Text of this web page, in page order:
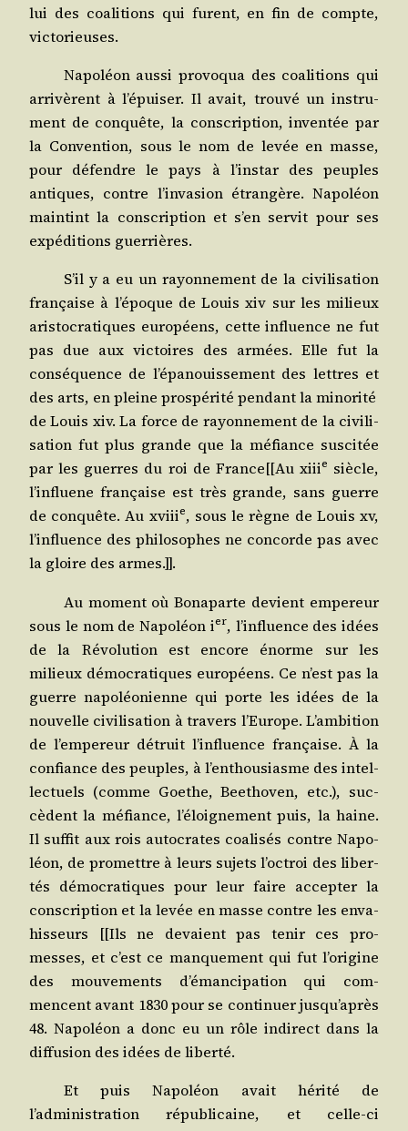
lui des coa­li­tions qui furent, en fin de compte,
victorieuses.
Napo­léon aus­si pro­vo­qua des coa­li­tions qui
arri­vèrent à l’épuiser. Il avait, trou­vé un ins­tru­
ment de conquête, la conscrip­tion, inven­tée par
la Conven­tion, sous le nom de levée en masse,
pour défendre le pays à l’instar des peuples
antiques, contre l’invasion étran­gère. Napo­léon
main­tint la conscrip­tion et s’en ser­vit pour ses
expé­di­tions guerrières.
S’il y a eu un rayon­ne­ment de la civi­li­sa­tion
fran­çaise à l’époque de Louisxiv sur les milieux
aris­to­cra­tiques euro­péens, cette influence ne fut
pas due aux vic­toires des armées. Elle fut la
consé­quence de l’épanouissement des lettres et
des arts, en pleine pros­pé­ri­té pen­dant la minorité
de Louis xiv. La force de rayon­ne­ment de la civi­li­
sa­tion fut plus grande que la méfiance sus­ci­tée
par les guerres du roi de France[[Au xiiie siècle,
l’influene fran­çaise est très grande, sans guerre
de conquête. Au xviiie, sous le règne de Louisxv,
l’influence des phi­lo­sophes ne concorde pas avec
la gloire des armes.]].
Au moment où Bona­parte devient empe­reur
sous le nom de Napo­léon ier, l’influence des idées
de la Révo­lu­tion est encore énorme sur les
milieux démo­cra­tiques euro­péens. Ce n’est pas la
guerre napo­léo­nienne qui porte les idées de la
nou­velle civi­li­sa­tion à tra­vers l’Europe. L’ambition
de l’empereur détruit l’influence fran­çaise. À la
confiance des peuples, à l’enthousiasme des intel­
lec­tuels (comme Goethe, Bee­tho­ven, etc.), suc­
cèdent la méfiance, l’éloignement puis, la haine.
Il suf­fit aux rois auto­crates coa­li­sés contre Napo­
léon, de pro­mettre à leurs sujets l’octroi des liber­
tés démo­cra­tiques pour leur faire accep­ter la
conscrip­tion et la levée en masse contre les enva­
his­seurs [[Ils ne devaient pas tenir ces pro­
messes, et c’est ce man­que­ment qui fut l’origine
des mou­ve­ments d’émancipation qui com­
mencent avant 1830 pour se conti­nuer jusqu’après
48. Napo­léon a donc eu un rôle indi­rect dans la
dif­fu­sion des idées de liberté.
Et puis Napo­léon avait héri­té de
l’administration répu­bli­caine, et celle-ci